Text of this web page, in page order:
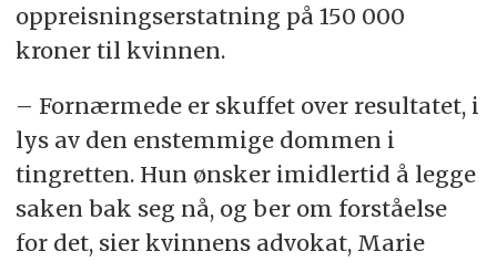
oppreisningserstatning på 150 000
kroner til kvinnen.
– Fornærmede er skuffet over resultatet, i
lys av den enstemmige dommen i
tingretten. Hun ønsker imidlertid å legge
saken bak seg nå, og ber om forståelse
for det, sier kvinnens advokat, Marie